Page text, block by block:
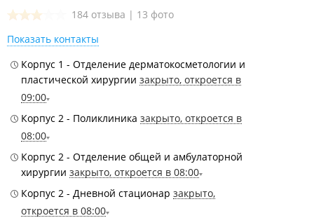
184 отзыва | 13 фото
Показать контакты
Корпус 1 - Отделение дерматокосметологии и
пластической хирургии закрыто, откроется в
09:00
Корпус 2 - Поликлиника закрыто, откроется в
08:00
Корпус 2 - Отделение общей и амбулаторной
хирургии закрыто, откроется в 08:00
Корпус 2 - Дневной стационар закрыто,
откроется в 08:00